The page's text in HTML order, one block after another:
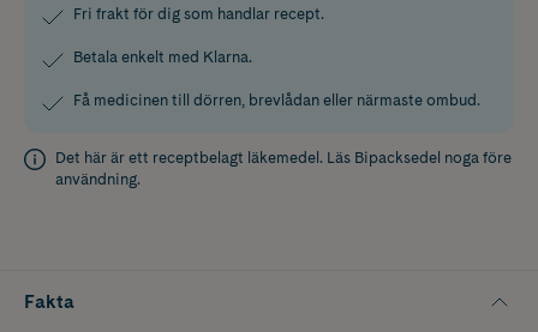
Fri frakt för dig som handlar recept.
Betala enkelt med Klarna.
Få medicinen till dörren, brevlådan eller närmaste ombud.
Det här är ett receptbelagt läkemedel. Läs Bipacksedel noga före
användning.
Fakta